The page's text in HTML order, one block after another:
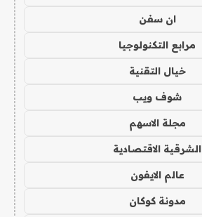
ان سفن
مرابع التكنولوجيا
خيال التقنية
شوف ويب
مجلة الاسهم
الشرقية الاقتصادية
عالم الايفون
مدونة كوكان